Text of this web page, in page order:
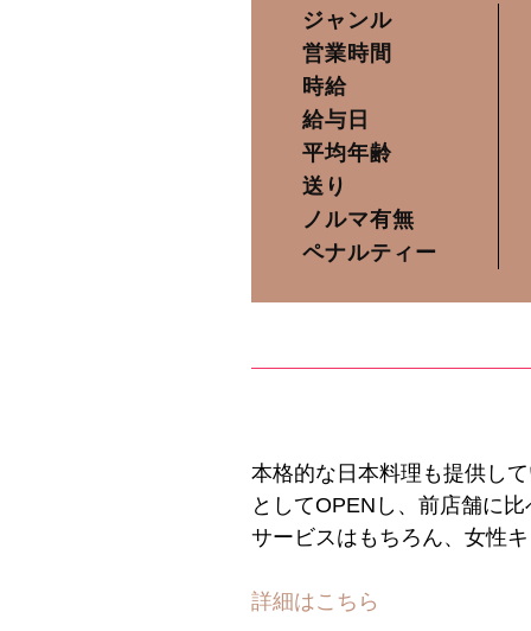
ジャンル
営業時間
時給
給与日
平均年齢
送り
ノルマ有無
ペナルティー
本格的な日本料理も提供し
としてOPENし、前店舗に
サービスはもちろん、女性
詳細はこちら